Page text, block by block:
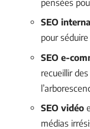
SEO
pour
SEO e-
recueillir
SEO vidéo
médias